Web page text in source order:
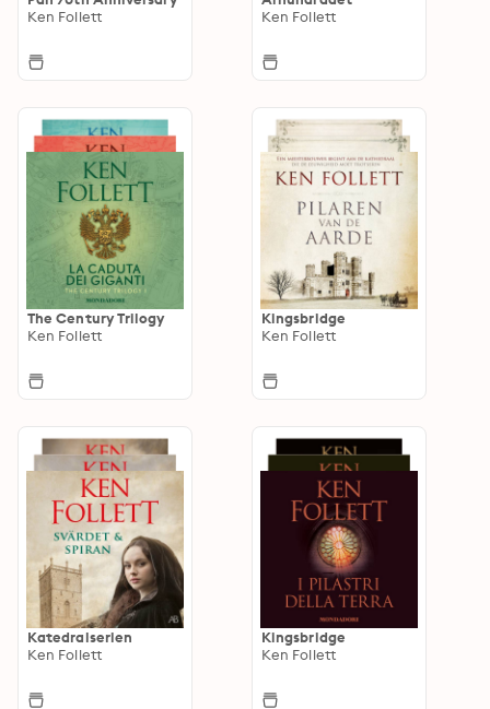
Ken Follett
Ken Follett
The Century Trilogy
Ken Follett
Kingsbridge
Ken Follett
Katedralserien
Ken Follett
Kingsbridge
Ken Follett